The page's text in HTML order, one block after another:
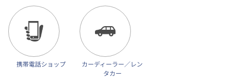
携帯電話ショップ
カーディーラー／レン
タカー